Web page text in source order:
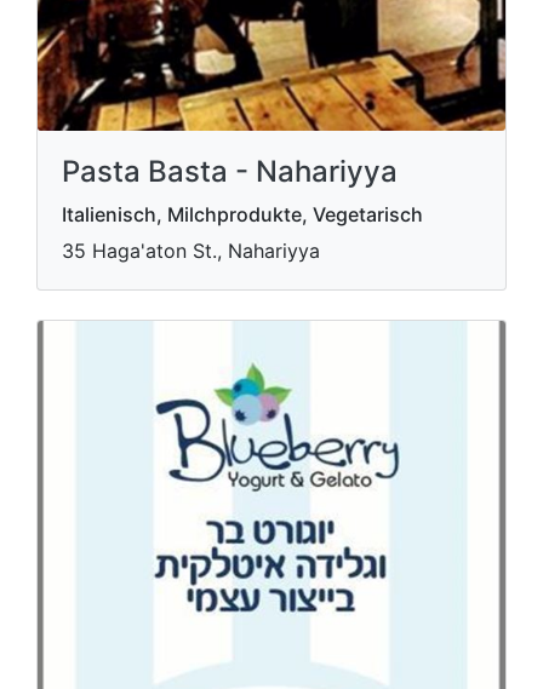
Pasta Basta - Nahariyya
Italienisch, Milchprodukte, Vegetarisch
35 Haga'aton St., Nahariyya